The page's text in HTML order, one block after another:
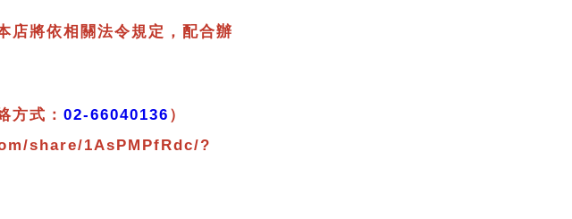
店將依相關法令規定，配合辦
方式：02-66040136 ）
share/1AsPMPfRdc/?